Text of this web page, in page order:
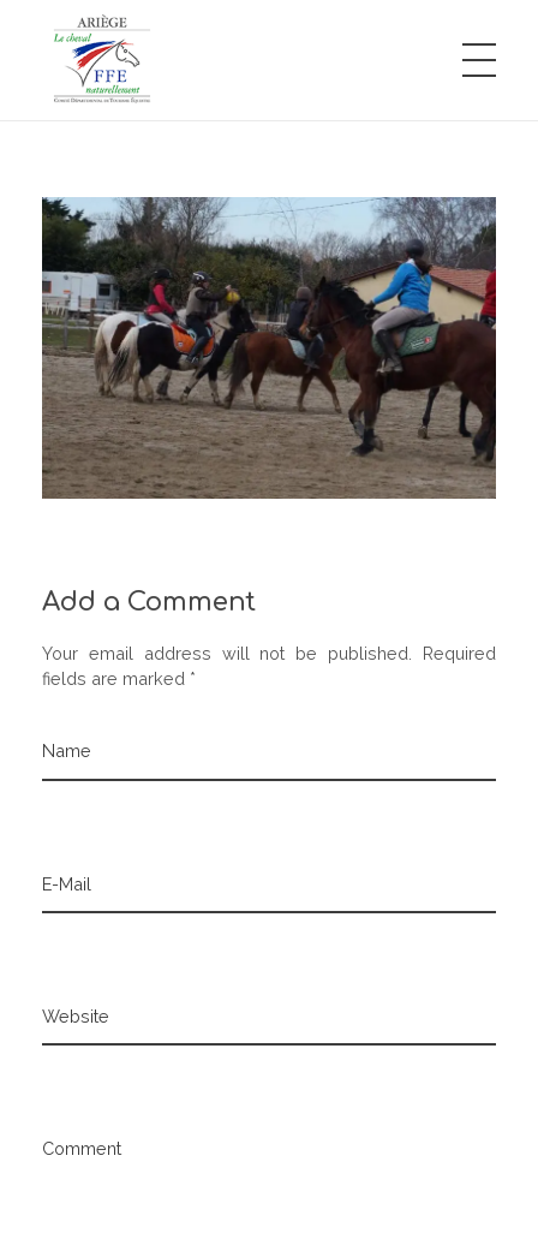
Comité Départemental de Tourisme Équestre de l'Ariège
Add a Comment
Your email address will not be published. Required
fields are marked *
Name
E-Mail
Website
Comment